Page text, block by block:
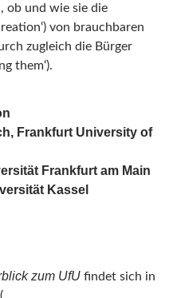
ob und wie sie die
von brauchbaren
zugleich die Bürger
them‘).
Frankfurt University of
Frankfurt am Main
Kassel
zum UfU findet sich in